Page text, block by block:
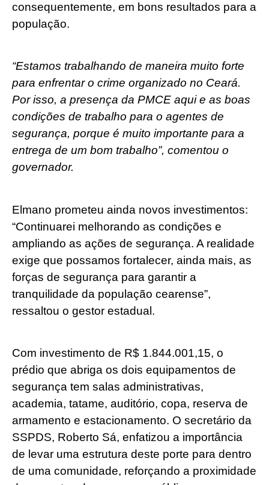
consequentemente, em bons resultados para a
população.
“Estamos trabalhando de maneira muito forte
para enfrentar o crime organizado no Ceará.
Por isso, a presença da PMCE aqui e as boas
condições de trabalho para o agentes de
segurança, porque é muito importante para a
entrega de um bom trabalho”, comentou o
governador.
Elmano prometeu ainda novos investimentos:
“Continuarei melhorando as condições e
ampliando as ações de segurança. A realidade
exige que possamos fortalecer, ainda mais, as
forças de segurança para garantir a
tranquilidade da população cearense”,
ressaltou o gestor estadual.
Com investimento de R$ 1.844.001,15, o
prédio que abriga os dois equipamentos de
segurança tem salas administrativas,
academia, tatame, auditório, copa, reserva de
armamento e estacionamento. O secretário da
SSPDS, Roberto Sá, enfatizou a importância
de levar uma estrutura deste porte para dentro
de uma comunidade, reforçando a proximidade